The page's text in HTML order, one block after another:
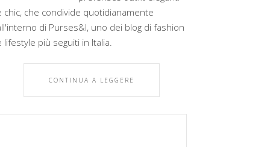
chic, che condivide quotidianamente
di Purses&I, uno dei blog di fashion
lifestyle più seguiti in Italia.
CONTINUA A LEGGERE